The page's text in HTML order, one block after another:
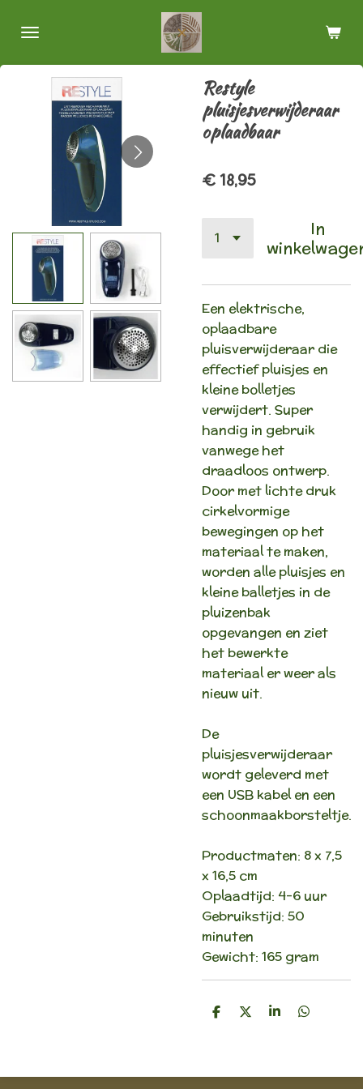
direct
hoofdinhoud
Restyle
pluisjesverwijderaar
oplaadbaar
€ 18,95
In
Een elektrische,
oplaadbare
pluisverwijderaar die
effectief pluisjes en
kleine bolletjes
verwijdert. Super
handig in gebruik
vanwege het
draadloos ontwerp.
Door met lichte druk
cirkelvormige
bewegingen op het
materiaal te maken,
worden alle pluisjes en
kleine balletjes in de
pluizenbak
opgevangen en ziet
het bewerkte
materiaal er weer als
nieuw uit.
De
pluisjesverwijderaar
wordt geleverd met
een USB kabel en een
schoonmaakborsteltje.
Productmaten: 8 x 7,5
x 16,5 cm
Oplaadtijd: 4-6 uur
Gebruikstijd: 50
minuten
Gewicht: 165 gram
D
D
S
D